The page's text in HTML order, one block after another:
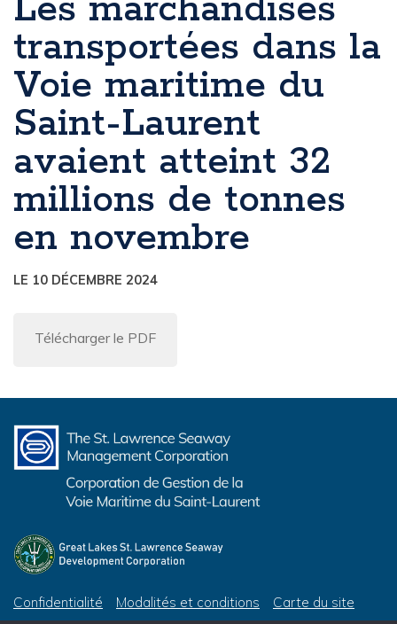
transportées dans la
Voie maritime du
Saint-Laurent
avaient atteint 32
millions de tonnes
en novembre
LE 10 DÉCEMBRE 2024
Télécharger le PDF
Confidentialité Modalités et conditions Carte du site